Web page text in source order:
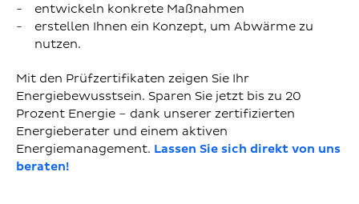
entwickeln konkrete Maßnahmen
erstellen Ihnen ein Konzept, um Abwärme zu
nutzen.
Mit den Prüfzertifikaten zeigen Sie Ihr
Energiebewusstsein. Sparen Sie jetzt bis zu 20
Prozent Energie – dank unserer zertifizierten
Energieberater und einem aktiven
Energiemanagement. Lassen Sie sich direkt von uns
beraten!